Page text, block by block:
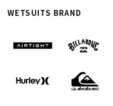
ファッションTOP
スノーTOP
WETSUITS BRAND